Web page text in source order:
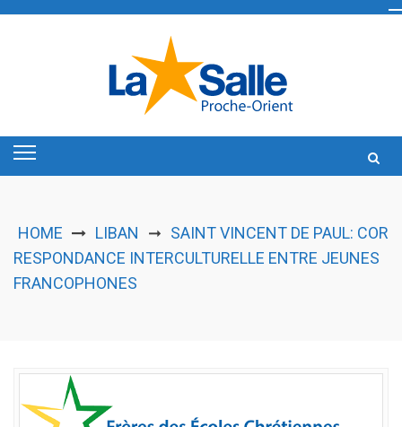
HOME LIBAN ➞ SAINT VINCENT DE PAUL: COR
RESPONDANCE INTERCULTURELLE ENTRE JEUNES
FRANCOPHONES